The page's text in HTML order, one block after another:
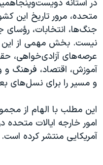
تریبونال مردمی آبان ۹۸
دادگاه حمید نوری
چهل سال گروگان‌گیری
قانون شفافیت دارائی کادر
اعتراضات مردمی آبان ۹۸
اسرائیل در جنگ
نرگس محمدی برنده جایزه
همایش محافظه‌کاران آمریکا
در آستانه
متحده، مرور تاریخ این
جنگ‌ها، انتخابات،
نیست. بخش مهمی از این
عرصه‌های آزادی‌خواهی،
آموزش، اقتصاد، فرهنگ و
و مسیر را برای نسل‌های
این مطلب با الهام از
امور خارجه ایالات متحده
آمریکایی منتشر کرده است.